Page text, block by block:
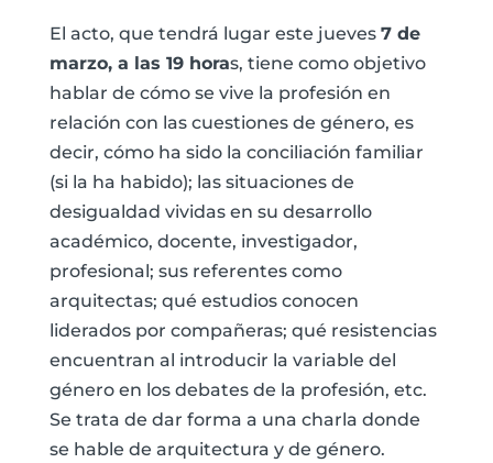
El acto, que tendrá lugar este jueves 7 de
marzo, a las 19 horas, tiene como objetivo
hablar de cómo se vive la profesión en
relación con las cuestiones de género, es
decir, cómo ha sido la conciliación familiar
(si la ha habido); las situaciones de
desigualdad vividas en su desarrollo
académico, docente, investigador,
profesional; sus referentes como
arquitectas; qué estudios conocen
liderados por compañeras; qué resistencias
encuentran al introducir la variable del
género en los debates de la profesión, etc.
Se trata de dar forma a una charla donde
se hable de arquitectura y de género.